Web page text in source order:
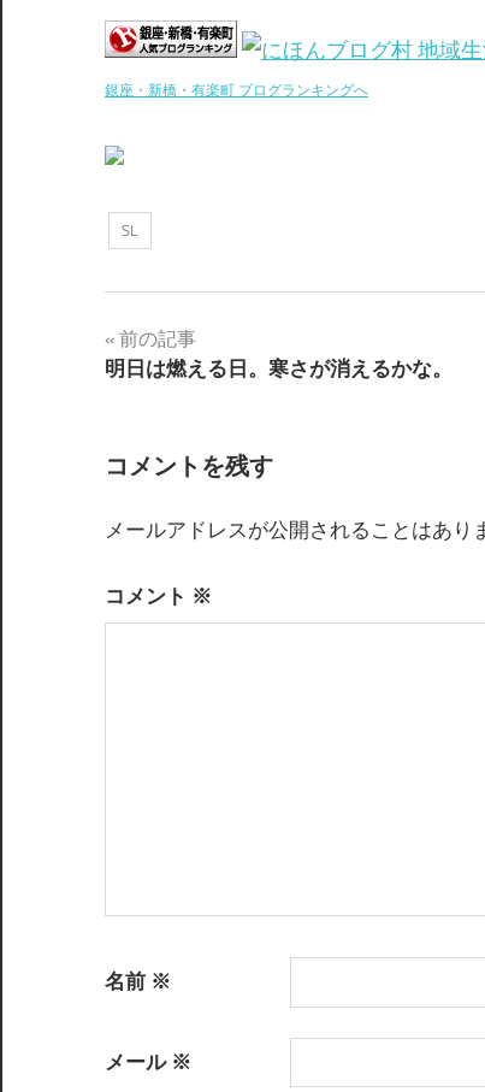
銀座・新橋・有楽町 ブログランキングへ
SL
投
ナ
ビ
ー
前の記事
明日は燃える日。寒さが消えるかな。
コメントを残す
メールアドレスが公開されることはあり
コメント ※
名前 ※
メール※